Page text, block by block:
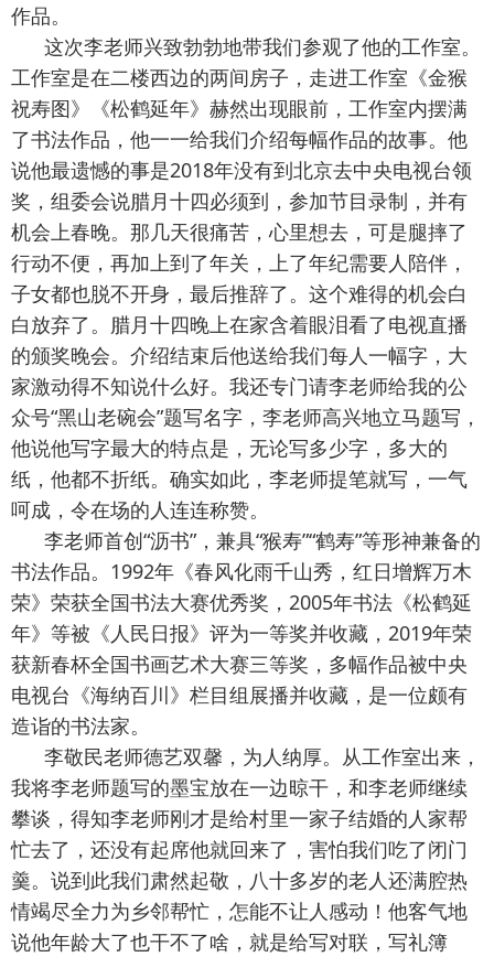
作品。
这次李老师兴致勃勃地带我们参观了他的工作室。
工作室是在二楼西边的两间房子，走进工作室《金猴
祝寿图》《松鹤延年》赫然出现眼前，工作室内摆满
了书法作品，他一一给我们介绍每幅作品的故事。他
说他最遗憾的事是2018年没有到北京去中央电视台领
奖，组委会说腊月十四必须到，参加节目录制，并有
机会上春晚。那几天很痛苦，心里想去，可是腿摔了
行动不便，再加上到了年关，上了年纪需要人陪伴，
子女都也脱不开身，最后推辞了。这个难得的机会白
白放弃了。腊月十四晚上在家含着眼泪看了电视直播
的颁奖晚会。介绍结束后他送给我们每人一幅字，大
家激动得不知说什么好。我还专门请李老师给我的公
众号“黑山老碗会”题写名字，李老师高兴地立马题写，
他说他写字最大的特点是，无论写多少字，多大的
纸，他都不折纸。确实如此，李老师提笔就写，一气
呵成，令在场的人连连称赞。
李老师首创“沥书”，兼具“猴寿”“鹤寿”等形神兼备的
书法作品。1992年《春风化雨千山秀，红日增辉万木
荣》荣获全国书法大赛优秀奖，2005年书法《松鹤延
年》等被《人民日报》评为一等奖并收藏，2019年荣
获新春杯全国书画艺术大赛三等奖，多幅作品被中央
电视台《海纳百川》栏目组展播并收藏，是一位颇有
造诣的书法家。
李敬民老师德艺双馨，为人纳厚。从工作室出来，
我将李老师题写的墨宝放在一边晾干，和李老师继续
攀谈，得知李老师刚才是给村里一家子结婚的人家帮
忙去了，还没有起席他就回来了，害怕我们吃了闭门
羹。说到此我们肃然起敬，八十多岁的老人还满腔热
情竭尽全力为乡邻帮忙，怎能不让人感动！他客气地
说他年龄大了也干不了啥，就是给写对联，写礼簿